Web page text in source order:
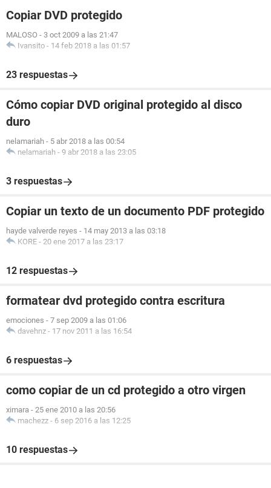
Copiar DVD protegido
MALOSO - 3 oct 2009 a las 21:47
Ivansito - 14 feb 2018 a las 01:57
23 respuestas
Cómo copiar DVD original protegido al disco
duro
nelamariah - 5 abr 2018 a las 00:54
nelamariah - 9 abr 2018 a las 23:05
3 respuestas
Copiar un texto de un documento PDF protegido
hayde valverde reyes - 14 may 2013 a las 03:18
KORE - 20 ene 2017 a las 23:17
12 respuestas
formatear dvd protegido contra escritura
emociones - 7 sep 2009 a las 01:06
davehnz - 17 nov 2011 a las 16:54
6 respuestas
como copiar de un cd protegido a otro virgen
ximara - 25 ene 2010 a las 20:56
machezz - 6 sep 2016 a las 12:25
10 respuestas